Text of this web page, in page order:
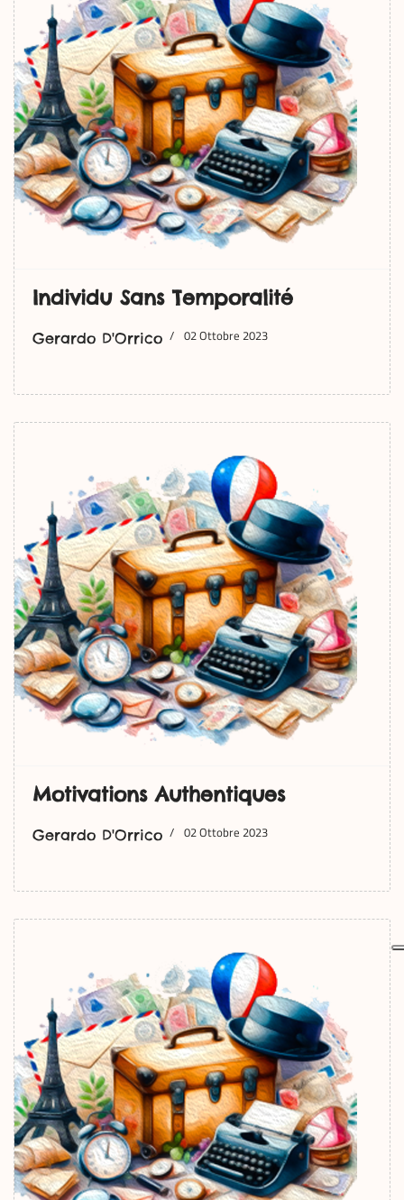
Individu Sans Temporalité
Gerardo D'Orrico 02 Ottobre 2023
Motivations Authentiques
Gerardo D'Orrico 02 Ottobre 2023